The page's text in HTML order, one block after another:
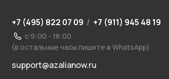
+7 (495) 822 07 09 / +7 (911) 945 48 19
с 9:00 - 18:00
(в остальные часы пишите в WhatsApp)
support@azalianow.ru